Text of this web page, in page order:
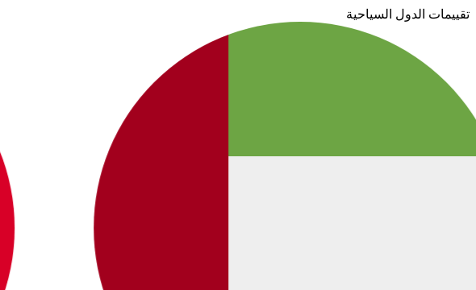
تقييمات الدول السياحية